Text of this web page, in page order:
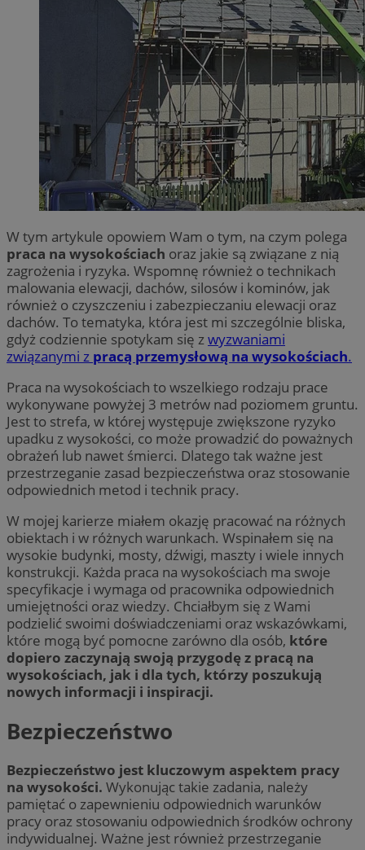
W tym artykule opowiem Wam o tym, na czym polega
praca na wysokościach oraz jakie są związane z nią
zagrożenia i ryzyka. Wspomnę również o technikach
malowania elewacji, dachów, silosów i kominów, jak
również o czyszczeniu i zabezpieczaniu elewacji oraz
dachów. To tematyka, która jest mi szczególnie bliska,
gdyż codziennie spotykam się zwyzwaniami
związanymi z pracą przemysłową na wysokościach.
Praca na wysokościach to wszelkiego rodzaju prace
wykonywane powyżej 3 metrów nad poziomem gruntu.
Jest to strefa, w której występuje zwiększone ryzyko
upadku z wysokości, co może prowadzić do poważnych
obrażeń lub nawet śmierci. Dlatego tak ważne jest
przestrzeganie zasad bezpieczeństwa oraz stosowanie
odpowiednich metod i technik pracy.
W mojej karierze miałem okazję pracować na różnych
obiektach i w różnych warunkach. Wspinałem się na
wysokie budynki, mosty, dźwigi, maszty i wiele innych
konstrukcji. Każda praca na wysokościach ma swoje
specyfikacje i wymaga od pracownika odpowiednich
umiejętności oraz wiedzy. Chciałbym się z Wami
podzielić swoimi doświadczeniami oraz wskazówkami,
które mogą być pomocne zarówno dla osób, które
dopiero zaczynają swoją przygodę z pracą na
wysokościach, jak i dla tych, którzy poszukują
nowych informacji i inspiracji.
Bezpieczeństwo
Bezpieczeństwo jest kluczowym aspektem pracy
na wysokości. Wykonując takie zadania, należy
pamiętać o zapewnieniu odpowiednich warunków
pracy oraz stosowaniu odpowiednich środków ochrony
indywidualnej. Ważne jest również przestrzeganie